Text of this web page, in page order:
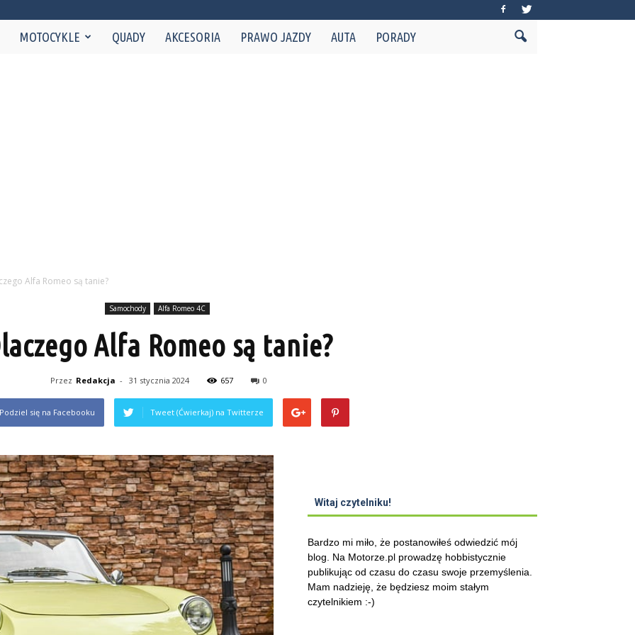
NaMotorze.pl
MOTOCYKLE QUADY AKCESORIA PRAWO JAZDY AUTA PORADY
Alfa Romeo są tanie?
Samochody Alfa Romeo 4C
Alfa Romeo są tanie?
Przez Redakcja - 31 stycznia 2024 657 0
się na Facebooku Tweet (Ćwierkaj) na Twitterze
Witaj czytelniku!
Bardzo mi miło, że postanowiłeś odwiedzić mój
blog. Na Motorze.pl prowadzę hobbistycznie
publikując od czasu do czasu swoje przemyślenia.
Mam nadzieję, że będziesz moim stałym
czytelnikiem :-)